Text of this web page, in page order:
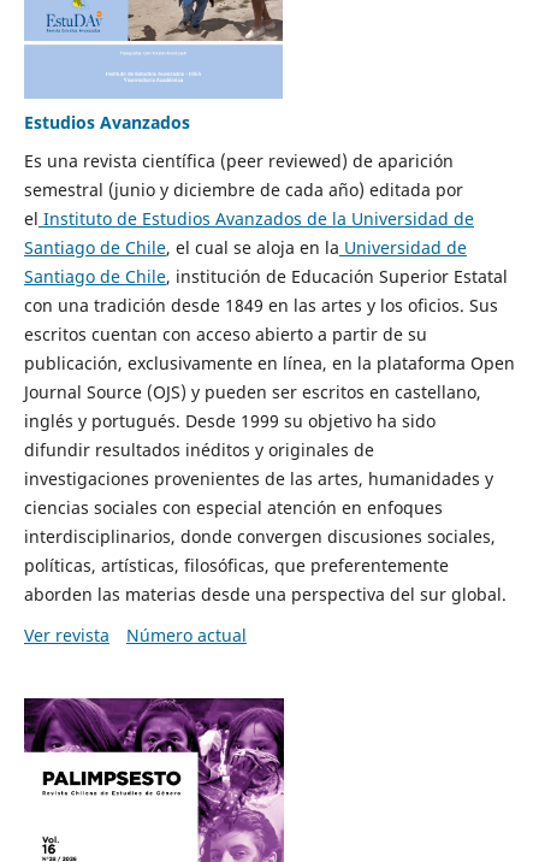
Estudios Avanzados
Es una revista científica (peer reviewed) de aparición
semestral (junio y diciembre de cada año) editada por
el Instituto de Estudios Avanzados de la Universidad de
Santiago de Chile, el cual se aloja en la Universidad de
Santiago de Chile, institución de Educación Superior Estatal
con una tradición desde 1849 en las artes y los oficios. Sus
escritos cuentan con acceso abierto a partir de su
publicación, exclusivamente en línea, en la plataforma Open
Journal Source (OJS) y pueden ser escritos en castellano,
inglés y portugués. Desde 1999 su objetivo ha sido
difundir resultados inéditos y originales de
investigaciones provenientes de las artes, humanidades y
ciencias sociales con especial atención en enfoques
interdisciplinarios, donde convergen discusiones sociales,
políticas, artísticas, filosóficas, que preferentemente
aborden las materias desde una perspectiva del sur global.
Ver revista
Número actual